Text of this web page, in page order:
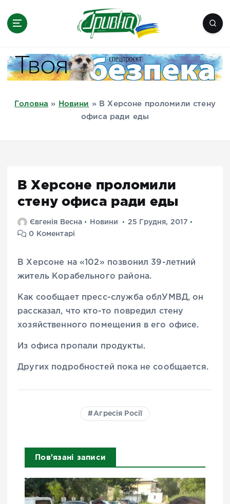
Миколаїв, Одеса, Мелітополь
Головна » Новини »
В Херсоне проломили стену
офиса ради еды
В Херсоне проломили
стену офиса ради еды
Євгенія Весна Новини
25 Грудня, 2017
0 Коментарі
В Херсоне на «102» позвонил 39-летний
житель Корабельного района.
Как сообщает пресс-служба облУМВД, он
рассказал, что кто-то повредил стену
хозяйственного помещения в его офисе.
Из офиса пропали продукты.
Других подробностей пока не сообщается.
Агресія Росії
Пов'язані записи